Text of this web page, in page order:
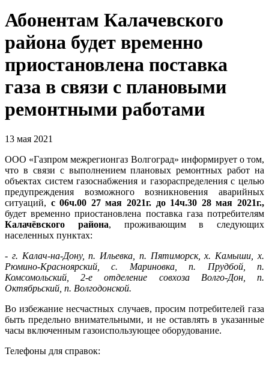
Абонентам Калачевского
района будет временно
приостановлена поставка
газа в связи с плановыми
ремонтными работами
13 мая 2021
ООО «Газпром межрегионгаз Волгоград» информирует о том,
что в связи с выполнением плановых ремонтных работ на
объектах систем газоснабжения и газораспределения с целью
предупреждения возможного возникновения аварийных
ситуаций, с 06ч.00 27 мая 2021г. до 14ч.30 28 мая 2021г.,
будет временно приостановлена поставка газа потребителям
Калачёвского района, проживающим в следующих
населенных пунктах:
- г. Калач-на-Дону, п. Ильевка, п. Пятиморск, х. Камыши, х.
Рюмино-Красноярский, с. Мариновка, п. Прудбой, п.
Комсомольский, 2-е отделение совхоза Волго-Дон, п.
Октябрьский, п. Волгодонской.
Во избежание несчастных случаев, просим потребителей газа
быть предельно внимательными, и не оставлять в указанные
часы включенным газоиспользующее оборудование.
Телефоны для справок: